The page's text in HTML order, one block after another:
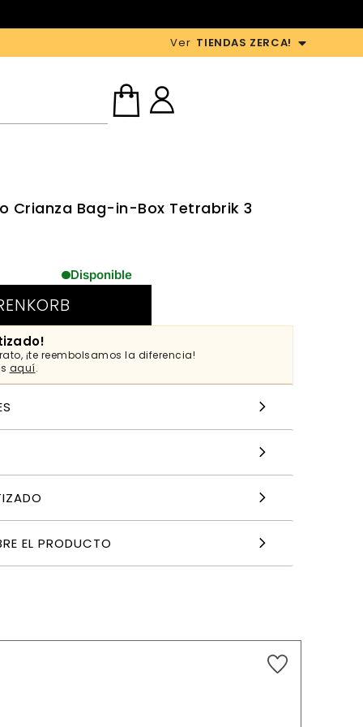
Ver TIENDAS ZERCA!
Crianza Bag-in-Box Tetrabrik 3
Disponible
¡te reembolsamos la diferencia!
aquí.
EL PRODUCTO